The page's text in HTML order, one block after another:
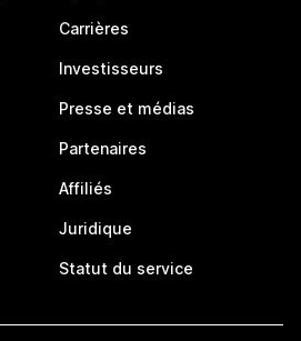
Carrières
Investisseurs
Presse et médias
Partenaires
Affiliés
Juridique
Statut du service